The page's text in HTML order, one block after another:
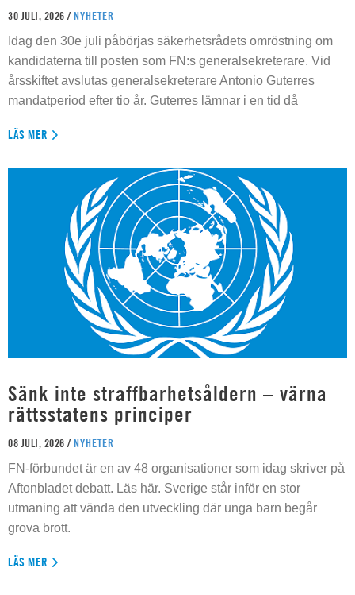
30 JULI, 2026 / NYHETER
Idag den 30e juli påbörjas säkerhetsrådets omröstning om
kandidaterna till posten som FN:s generalsekreterare. Vid
årsskiftet avslutas generalsekreterare Antonio Guterres
mandatperiod efter tio år. Guterres lämnar i en tid då
LÄS MER
Sänk inte straffbarhetsåldern – värna
rättsstatens principer
08 JULI, 2026 / NYHETER
FN-förbundet är en av 48 organisationer som idag skriver på
Aftonbladet debatt. Läs här. Sverige står inför en stor
utmaning att vända den utveckling där unga barn begår
grova brott.
LÄS MER